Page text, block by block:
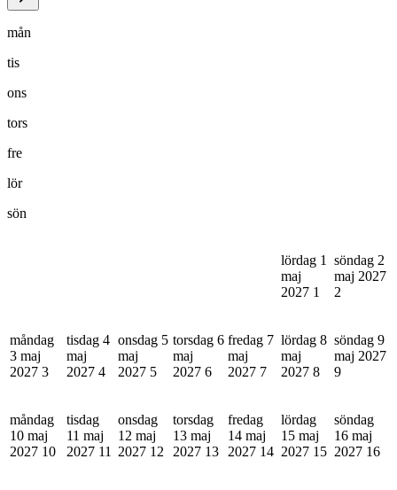
mån
tis
ons
tors
fre
lör
sön
lördag 1
maj
2027 1
söndag 2
maj 2027
2
måndag
3 maj
2027 3
tisdag 4
maj
2027 4
onsdag 5
maj
2027 5
torsdag 6
maj
2027 6
fredag 7
maj
2027 7
lördag 8
maj
2027 8
söndag 9
maj 2027
9
måndag
10 maj
2027 10
tisdag
11 maj
2027 11
onsdag
12 maj
2027 12
torsdag
13 maj
2027 13
fredag
14 maj
2027 14
lördag
15 maj
2027 15
söndag
16 maj
2027 16